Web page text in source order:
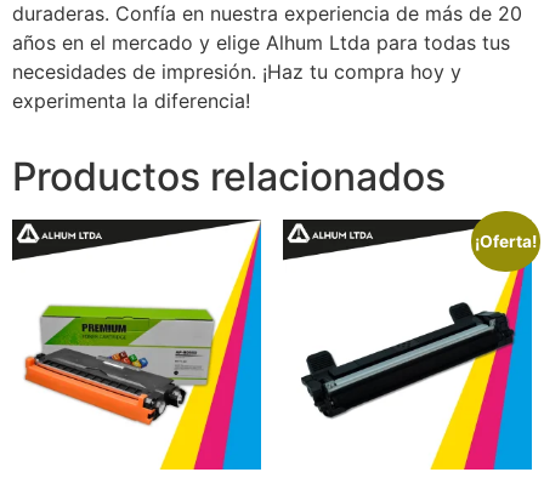
duraderas. Confía en nuestra experiencia de más de 20
años en el mercado y elige Alhum Ltda para todas tus
necesidades de impresión. ¡Haz tu compra hoy y
experimenta la diferencia!
Productos relacionados
¡Oferta!